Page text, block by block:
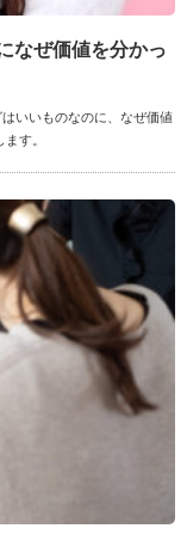
なぜ価値を分かっ
いいものなのに、なぜ価値
す。